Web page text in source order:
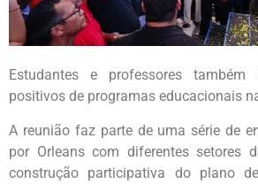
Estudantes e professores também
positivos de programas educacionais
A reunião faz parte de uma série de
por Orleans com diferentes setores
construção participativa do plano